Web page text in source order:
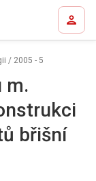
/ 2005 - 5
m.
břišní